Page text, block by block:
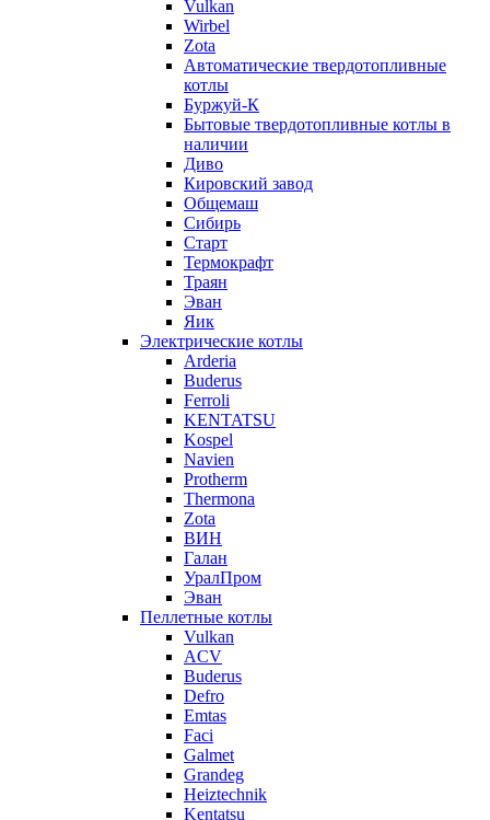
Vulkan
Wirbel
Zota
Автоматические твердотопливные
котлы
Буржуй-К
Бытовые твердотопливные котлы в
наличии
Диво
Кировский завод
Общемаш
Сибирь
Старт
Термокрафт
Траян
Эван
Яик
Электрические котлы
Arderia
Buderus
Ferroli
KENTATSU
Kospel
Navien
Protherm
Thermona
Zota
ВИН
Галан
УралПром
Эван
Пеллетные котлы
Vulkan
ACV
Buderus
Defro
Emtas
Faci
Galmet
Grandeg
Heiztechnik
Kentatsu